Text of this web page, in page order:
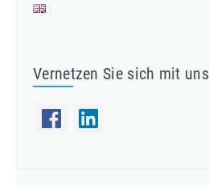
Vernetzen Sie sich mit uns